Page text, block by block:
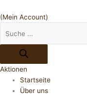
(Mein Account)
Aktionen
Startseite
Über uns